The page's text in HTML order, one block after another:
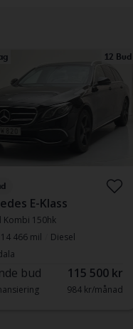
12 Bud
E-Klass
Kombi 150hk
14 466 mil
Diesel
bud 115 500 kr
984 kr/månad